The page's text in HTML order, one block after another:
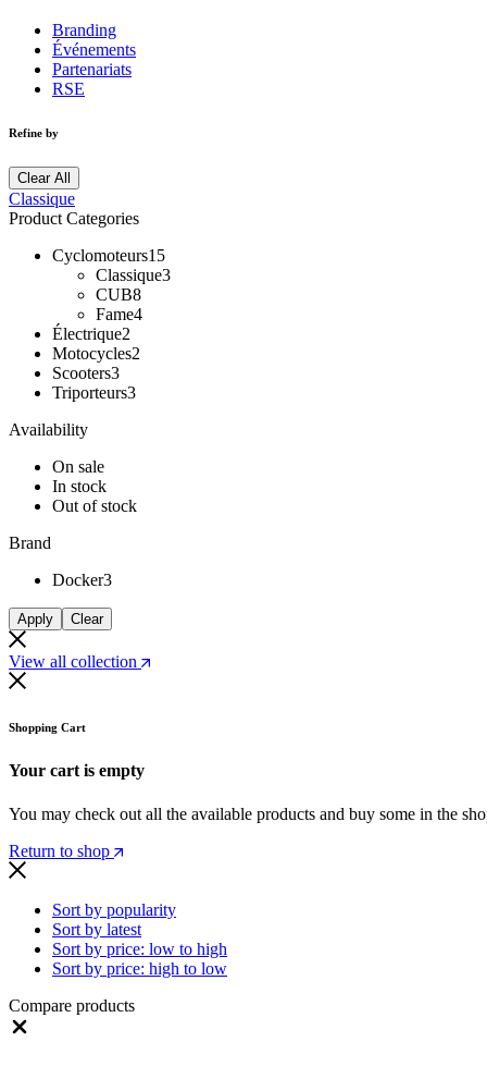
Branding
Événements
Partenariats
RSE
Refine by
Clear All
Classique
Product Categories
Cyclomoteurs15
Classique3
CUB8
Fame4
Électrique2
Motocycles2
Scooters3
Triporteurs3
Availability
On sale
In stock
Out of stock
Brand
Docker3
Apply Clear
View all collection
Shopping Cart
Your cart is empty
You may check out all the available products and buy some in the
Return to shop
Sort by popularity
Sort by latest
Sort by price: low to high
Sort by price: high to low
Compare products